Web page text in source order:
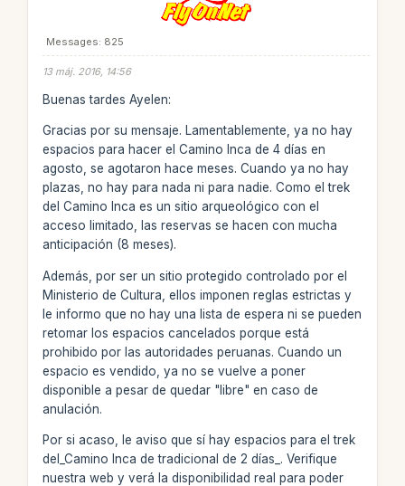
Messages: 825
13 máj. 2016, 14:56
Buenas tardes Ayelen:
Gracias por su mensaje. Lamentablemente, ya no hay
espacios para hacer el Camino Inca de 4 días en
agosto, se agotaron hace meses. Cuando ya no hay
plazas, no hay para nada ni para nadie. Como el trek
del Camino Inca es un sitio arqueológico con el
acceso limitado, las reservas se hacen con mucha
anticipación (8 meses).
Además, por ser un sitio protegido controlado por el
Ministerio de Cultura, ellos imponen reglas estrictas y
le informo que no hay una lista de espera ni se pueden
retomar los espacios cancelados porque está
prohibido por las autoridades peruanas. Cuando un
espacio es vendido, ya no se vuelve a poner
disponible a pesar de quedar "libre" en caso de
anulación.
Por si acaso, le aviso que sí hay espacios para el trek
del_Camino Inca de tradicional de 2 días_. Verifique
nuestra web y verá la disponibilidad real para poder